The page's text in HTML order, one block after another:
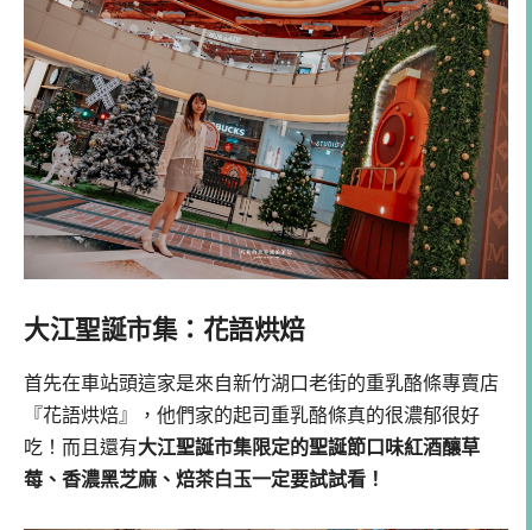
大江聖誕市集：花語烘焙
首先在車站頭這家是來自新竹湖口老街的重乳酪條專賣店
『花語烘焙』，他們家的起司重乳酪條真的很濃郁很好
吃！而且還有大江聖誕市集限定的聖誕節口味紅酒釀草
莓、香濃黑芝麻、焙茶白玉一定要試試看！